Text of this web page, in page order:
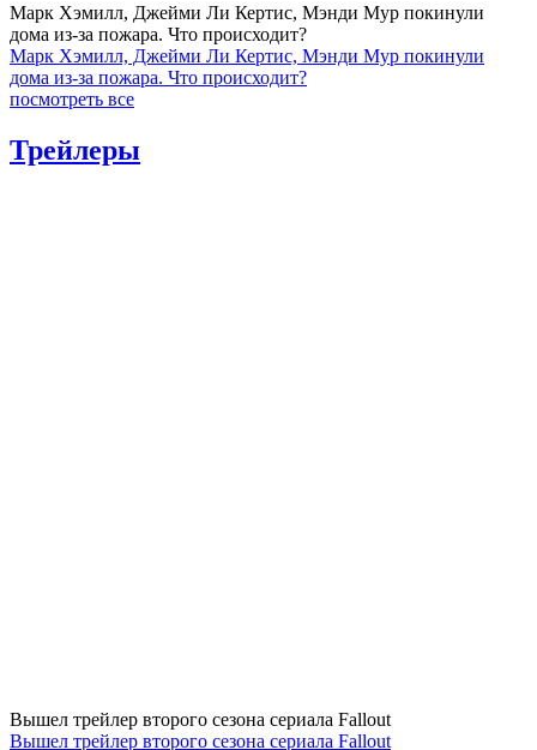
Марк Хэмилл, Джейми Ли Кертис, Мэнди Мур покинули
дома из-за пожара. Что происходит?
Марк Хэмилл, Джейми Ли Кертис, Мэнди Мур покинули
дома из-за пожара. Что происходит?
посмотреть все
Трейлеры
Вышел трейлер второго сезона сериала Fallout
Вышел трейлер второго сезона сериала Fallout